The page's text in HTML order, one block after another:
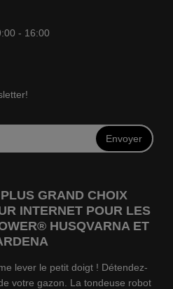
- 16:00
Envoyer
GRAND CHOIX
INTERNET POUR LES
HUSQVARNA ET
lever le petit doigt ! Détendez-
votre gazon. La tondeuse robot